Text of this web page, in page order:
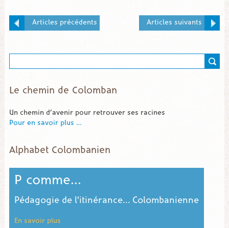
Articles suivants
Articles précédents
Le chemin de Colomban
Un chemin d’avenir pour retrouver ses racines
Pour en savoir plus …
Alphabet Colombanien
M comme...
Mission Columban Fathers / Columban Sisters
En savoir plus